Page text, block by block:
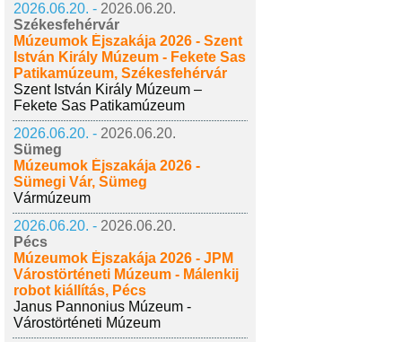
2026.06.20. - 2026.06.20.
Székesfehérvár
Múzeumok Éjszakája 2026 - Szent
István Király Múzeum - Fekete Sas
Patikamúzeum, Székesfehérvár
Szent István Király Múzeum –
Fekete Sas Patikamúzeum
2026.06.20. - 2026.06.20.
Sümeg
Múzeumok Éjszakája 2026 -
Sümegi Vár, Sümeg
Vármúzeum
2026.06.20. - 2026.06.20.
Pécs
Múzeumok Éjszakája 2026 - JPM
Várostörténeti Múzeum - Málenkij
robot kiállítás, Pécs
Janus Pannonius Múzeum -
Várostörténeti Múzeum